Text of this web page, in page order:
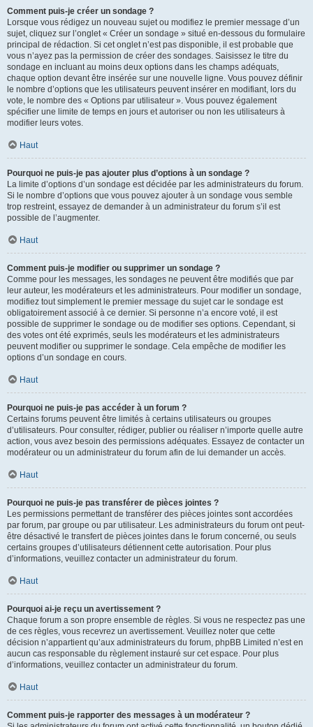
Comment puis-je créer un sondage ?
Lorsque vous rédigez un nouveau sujet ou modifiez le premier message d’un
sujet, cliquez sur l’onglet « Créer un sondage » situé en-dessous du formulaire
principal de rédaction. Si cet onglet n’est pas disponible, il est probable que
vous n’ayez pas la permission de créer des sondages. Saisissez le titre du
sondage en incluant au moins deux options dans les champs adéquats,
chaque option devant être insérée sur une nouvelle ligne. Vous pouvez définir
le nombre d’options que les utilisateurs peuvent insérer en modifiant, lors du
vote, le nombre des « Options par utilisateur ». Vous pouvez également
spécifier une limite de temps en jours et autoriser ou non les utilisateurs à
modifier leurs votes.
Haut
Pourquoi ne puis-je pas ajouter plus d’options à un sondage ?
La limite d’options d’un sondage est décidée par les administrateurs du forum.
Si le nombre d’options que vous pouvez ajouter à un sondage vous semble
trop restreint, essayez de demander à un administrateur du forum s’il est
possible de l’augmenter.
Haut
Comment puis-je modifier ou supprimer un sondage ?
Comme pour les messages, les sondages ne peuvent être modifiés que par
leur auteur, les modérateurs et les administrateurs. Pour modifier un sondage,
modifiez tout simplement le premier message du sujet car le sondage est
obligatoirement associé à ce dernier. Si personne n’a encore voté, il est
possible de supprimer le sondage ou de modifier ses options. Cependant, si
des votes ont été exprimés, seuls les modérateurs et les administrateurs
peuvent modifier ou supprimer le sondage. Cela empêche de modifier les
options d’un sondage en cours.
Haut
Pourquoi ne puis-je pas accéder à un forum ?
Certains forums peuvent être limités à certains utilisateurs ou groupes
d’utilisateurs. Pour consulter, rédiger, publier ou réaliser n’importe quelle autre
action, vous avez besoin des permissions adéquates. Essayez de contacter un
modérateur ou un administrateur du forum afin de lui demander un accès.
Haut
Pourquoi ne puis-je pas transférer de pièces jointes ?
Les permissions permettant de transférer des pièces jointes sont accordées
par forum, par groupe ou par utilisateur. Les administrateurs du forum ont peut-
être désactivé le transfert de pièces jointes dans le forum concerné, ou seuls
certains groupes d’utilisateurs détiennent cette autorisation. Pour plus
d’informations, veuillez contacter un administrateur du forum.
Haut
Pourquoi ai-je reçu un avertissement ?
Chaque forum a son propre ensemble de règles. Si vous ne respectez pas une
de ces règles, vous recevrez un avertissement. Veuillez noter que cette
décision n’appartient qu’aux administrateurs du forum, phpBB Limited n’est en
aucun cas responsable du règlement instauré sur cet espace. Pour plus
d’informations, veuillez contacter un administrateur du forum.
Haut
Comment puis-je rapporter des messages à un modérateur ?